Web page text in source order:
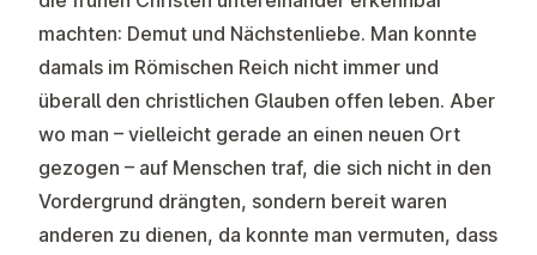
machten: Demut und Nächstenliebe. Man konnte
damals im Römischen Reich nicht immer und
überall den christlichen Glauben offen leben. Aber
wo man – vielleicht gerade an einen neuen Ort
gezogen – auf Menschen traf, die sich nicht in den
Vordergrund drängten, sondern bereit waren
anderen zu dienen, da konnte man vermuten, dass